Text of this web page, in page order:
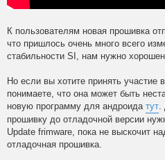
К пользователям новая прошивка
что пришлось очень много всего
стабильности SI, нам нужно
Но если вы хотите принять участие
понимаете, что она может быть
новую программу для андроида тут.
прошивку до отладочной версии
Update frimware, пока не выскочит
отладочная прошивка.